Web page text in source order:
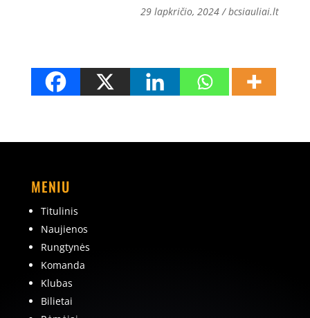
29 lapkričio, 2024 / bcsiauliai.lt
MENIU
Titulinis
Naujienos
Rungtynės
Komanda
Klubas
Bilietai